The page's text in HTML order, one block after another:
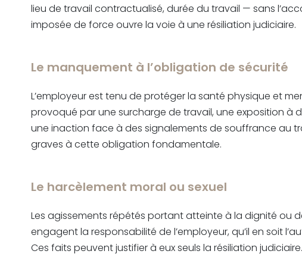
lieu de travail contractualisé, durée du travail — sans
imposée de force ouvre la voie à une résiliation judiciaire.
Le manquement à l’obligation de sécurité
L’employeur est tenu de protéger la santé physique et
provoqué par une surcharge de travail, une exposition à
une inaction face à des signalements de souffrance au
graves à cette obligation fondamentale.
Le harcèlement moral ou sexuel
Les agissements répétés portant atteinte à la dignité ou
engagent la responsabilité de l’employeur, qu’il en soit
Ces faits peuvent justifier à eux seuls la résiliation judiciaire.